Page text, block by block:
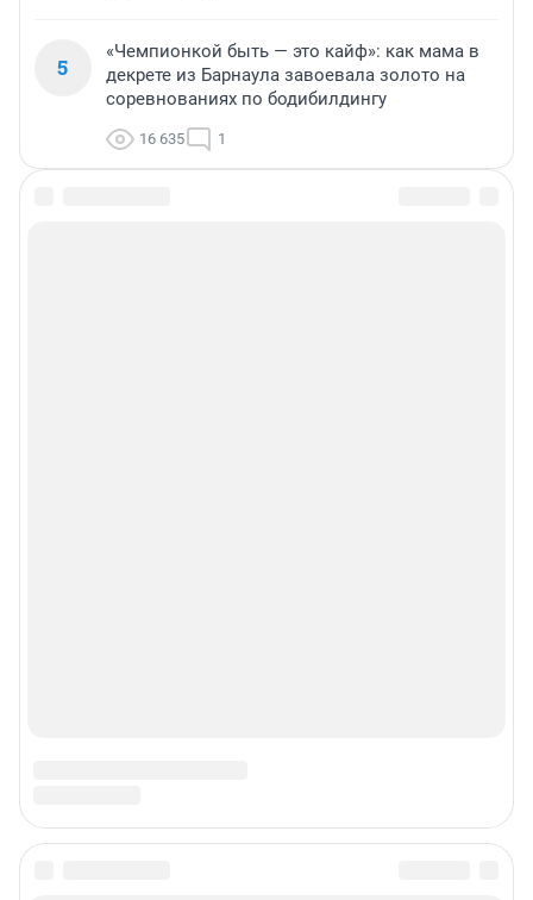
5
«Чемпионкой быть — это кайф»: как мама в
декрете из Барнаула завоевала золото на
соревнованиях по бодибилдингу
16 635 1